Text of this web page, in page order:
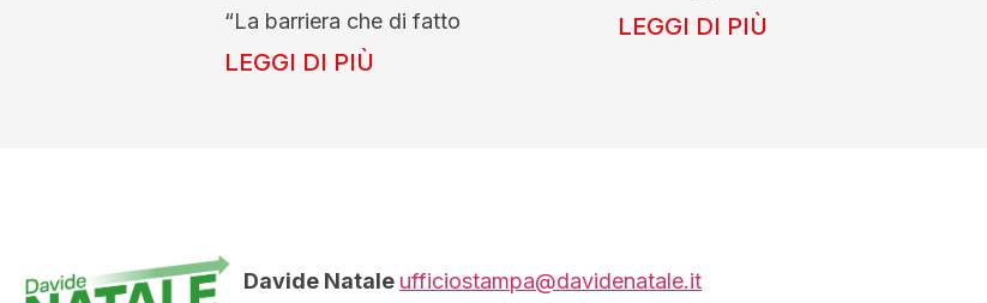
“La barriera che di fatto
LEGGI DI PIÙ
LEGGI DI PIÙ
Davide Natale ufficiostampa@davidenatale.it